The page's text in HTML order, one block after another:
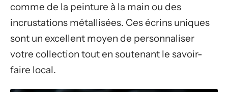
comme de la peinture à la main ou des
incrustations métallisées. Ces écrins uniques
sont un excellent moyen de personnaliser
votre collection tout en soutenant le savoir-
faire local.